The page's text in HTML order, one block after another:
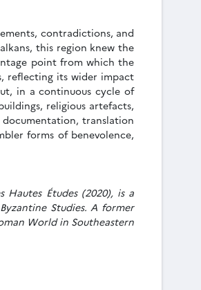
contradictions, and
this region knew the
point from which the
reflecting its wider impact
in a continuous cycle of
religious artefacts,
documentation, translation
forms of benevolence,
Études (2020), is a
Studies. A former
World in Southeastern